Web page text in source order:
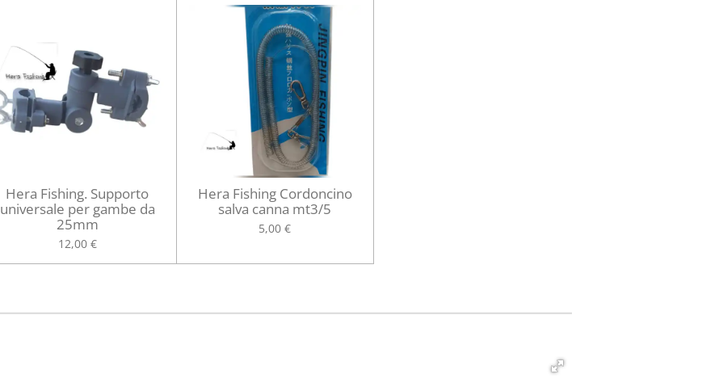
Hera Fishing. Supporto
universale per gambe da
25mm
12,00 €
Hera Fishing Cordoncino
salva canna mt3/5
5,00 €